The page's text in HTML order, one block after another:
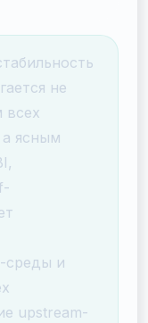
не
всех
а ясным
среды и
upstream-